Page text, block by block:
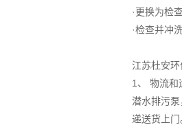
·更换为检
·检查并冲
江苏杜安
1、 物流和
潜水排污
递送货上门